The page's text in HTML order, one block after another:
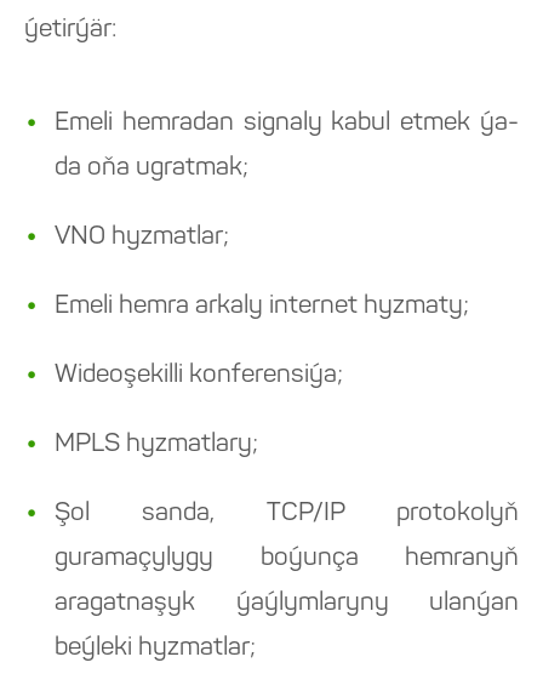
ýetirýär:
Emeli hemradan signaly kabul etmek ýa-
da oňa ugratmak;
VNO hyzmatlar;
Emeli hemra arkaly internet hyzmaty;
Wideoşekilli konferensiýa;
MPLS hyzmatlary;
Şol sanda, TCP/IP protokolyň
guramaçylygy boýunça hemranyň
aragatnaşyk ýaýlymlaryny ulanýan
beýleki hyzmatlar;